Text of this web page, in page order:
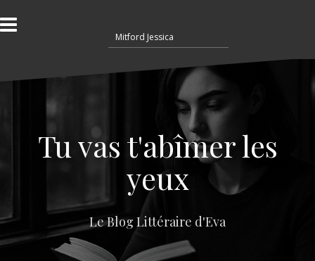
l
a
e
e
Tu vas t'abîmer les
yeux
Le Blog Littéraire d'Eva